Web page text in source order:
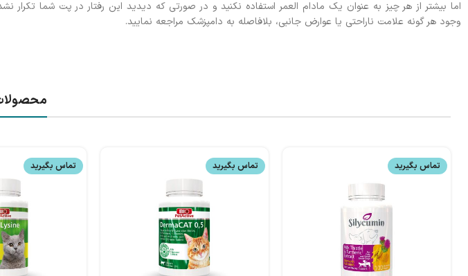
اما بیشتر از هر چیز به عنوان یک مادام العمر استفاده نکنید و در صورتی که دیدید این رفتار در پت شما
وجود هر گونه علامت ناراحتی یا عوارض جانبی، بلافاصله به دامپزشک مراجعه نمایید.
تماس بگیرید تماس بگیرید تماس بگیرید